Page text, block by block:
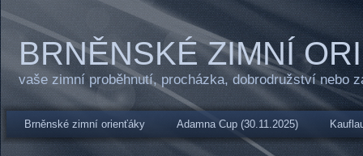
BRNĚNSKÉ ZIMNÍ
vaše zimní proběhnutí, procházka, dobrodružství nebo
Brněnské zimní orienťáky Adamna Cup (30.11.2025)